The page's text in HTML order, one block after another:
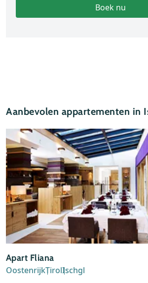
Boek nu
Aanbevolen appartementen in
Apart Fliana
OostenrijkTirolIschgl